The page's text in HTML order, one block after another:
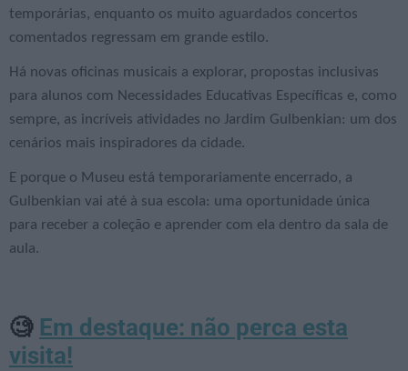
temporárias, enquanto os muito aguardados concertos
comentados regressam em grande estilo.
Há novas oficinas musicais a explorar, propostas inclusivas
para alunos com Necessidades Educativas Específicas e, como
sempre, as incríveis atividades no Jardim Gulbenkian: um dos
cenários mais inspiradores da cidade.
E porque o Museu está temporariamente encerrado, a
Gulbenkian vai até à sua escola: uma oportunidade única
para receber a coleção e aprender com ela dentro da sala de
aula.
🧐 Em destaque: não perca esta
visita!